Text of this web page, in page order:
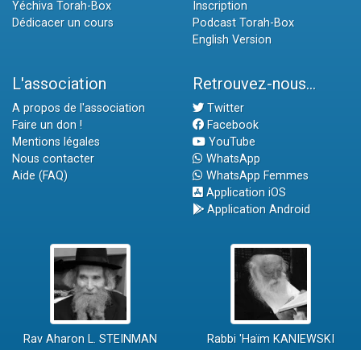
Yéchiva Torah-Box
Dédicacer un cours
Inscription
Podcast Torah-Box
English Version
L'association
A propos de l'association
Faire un don !
Mentions légales
Nous contacter
Aide (FAQ)
Retrouvez-nous...
Twitter
Facebook
YouTube
WhatsApp
WhatsApp Femmes
Application iOS
Application Android
Rav Aharon L. STEINMAN Rabbi 'Haïm KANIEWSKI